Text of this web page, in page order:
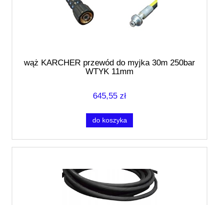
wąż KARCHER przewód do myjka 30m 250bar
WTYK 11mm
645,55 zł
do koszyka